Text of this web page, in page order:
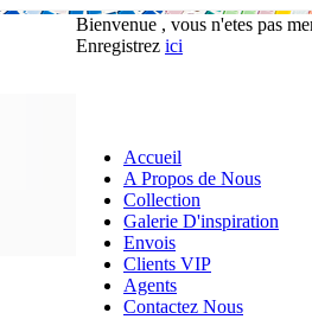
Bienvenue , vous n'etes pas
Enregistrez ici
Accueil
A Propos de Nous
Collection
Galerie D'inspiration
Envois
Clients VIP
Agents
Contactez Nous